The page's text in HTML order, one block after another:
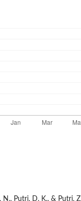
N., Putri, D. K., & Putri,